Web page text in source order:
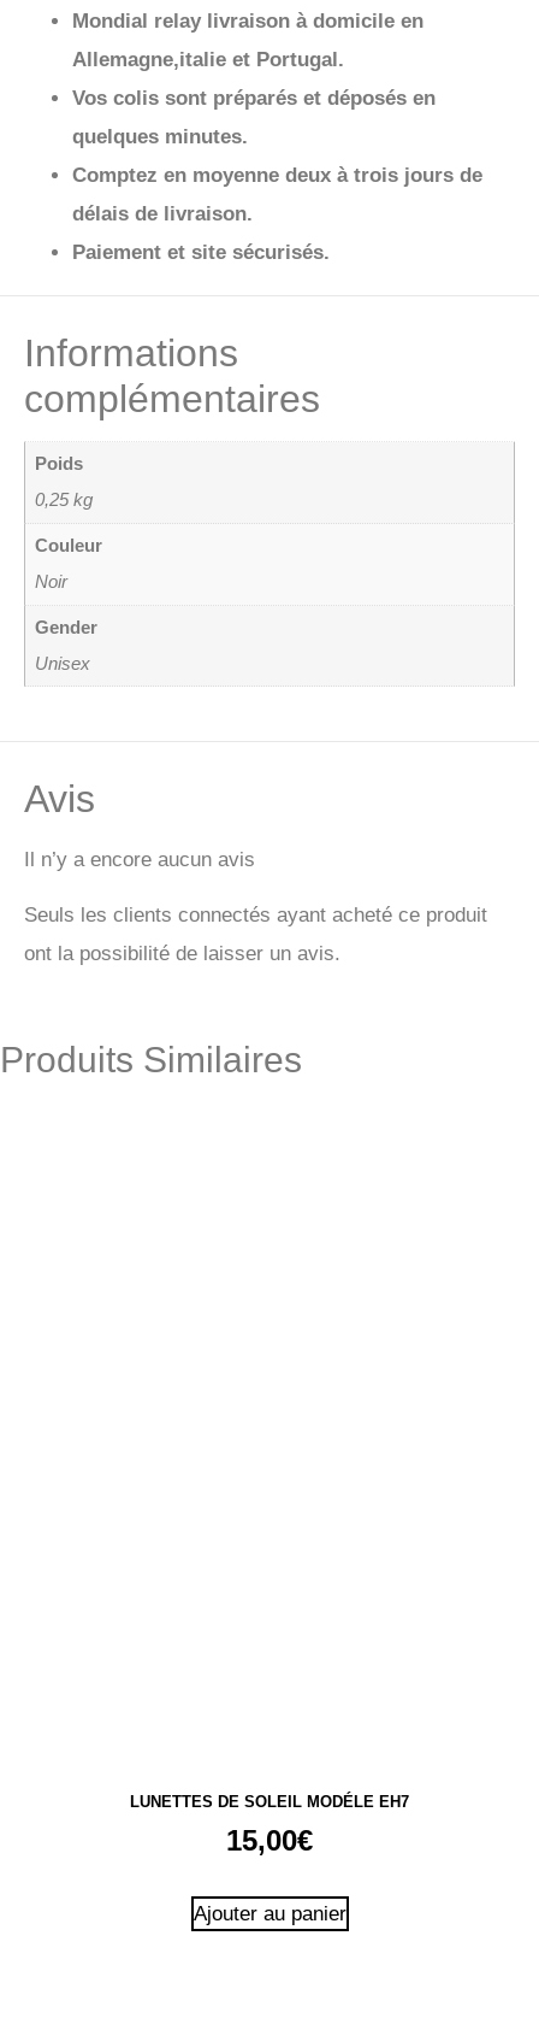
Mondial relay livraison à domicile en
Allemagne,italie et Portugal.
Vos colis sont préparés et déposés en
quelques minutes.
Comptez en moyenne deux à trois jours de
délais de livraison.
Paiement et site sécurisés.
Informations
complémentaires
Poids
0,25 kg
Couleur
Noir
Gender
Unisex
Avis
Il n’y a encore aucun avis
Seuls les clients connectés ayant acheté ce produit
ont la possibilité de laisser un avis.
Produits Similaires
LUNETTES DE SOLEIL MODÉLE EH7
15,00€
Ajouter au panier